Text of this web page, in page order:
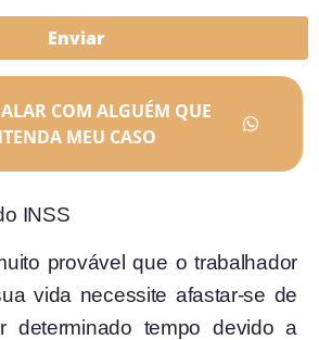
Enviar
COM ALGUÉM QUE
MEU CASO
INSS
provável que o trabalhador
vida necessite afastar-se de
determinado tempo devido a